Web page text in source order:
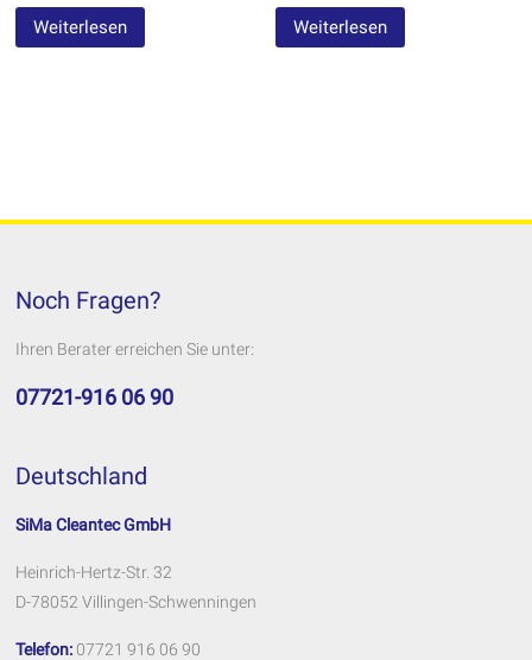
Weiterlesen Weiterlesen
Noch Fragen?
Ihren Berater erreichen Sie unter:
07721-916 06 90
Deutschland
SiMa Cleantec GmbH
Heinrich-Hertz-Str. 32
D-78052 Villingen-Schwenningen
Telefon: 07721 916 06 90